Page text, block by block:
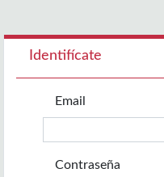
Identifícate
Email
Contraseña